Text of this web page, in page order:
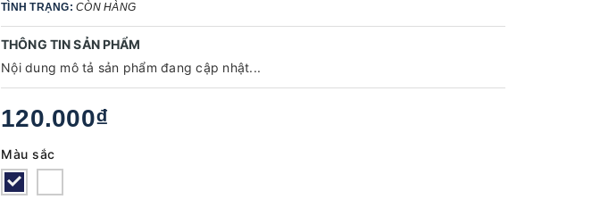
TÌNH TRẠNG: CÒN HÀNG
THÔNG TIN SẢN PHẨM
Nội dung mô tả sản phẩm đang cập nhật...
120.000₫
Màu sắc